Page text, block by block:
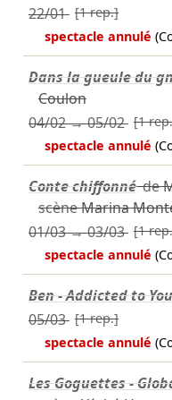
22/01 [1 rep.]
spectacle annulé
Dans la gueule du
Coulon
04/02→05/02 [1
spectacle annulé
Conte chiffonnéde
scèneMarina
01/03→03/03 [1
spectacle annulé
Ben - Addicted to You
05/03 [1 rep.]
spectacle annulé
Les Goguettes -